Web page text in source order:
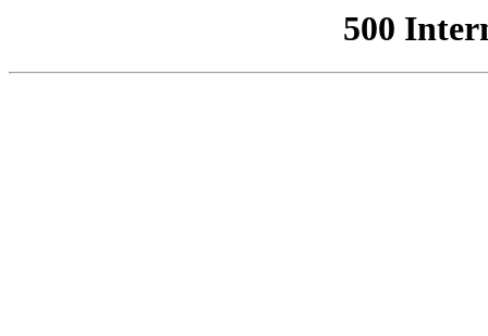
500